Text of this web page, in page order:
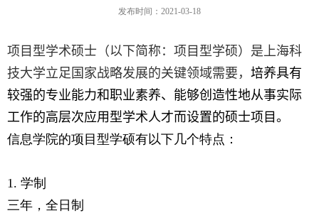
发布时间：2021-03-18
项目型学术硕士（以下简称：项目型学硕）是上海科
技大学立足国家战略发展的关键领域需要， 培养具有
较强的专业能力和职业素养、能够创造性地从事实际
工作的高层次应用型学术人才而设置的硕士项目。
信息学院的项目型学硕有以下几个特点：
1. 学制
三年，全日制